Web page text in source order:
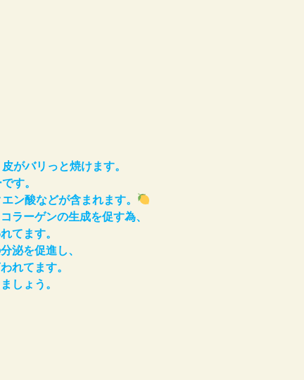
がバリっと焼けます。
す。
エン酸などが含まれます。
ーゲンの生成を促す為、
てます。
泌を促進し、
れてます。
しょう。